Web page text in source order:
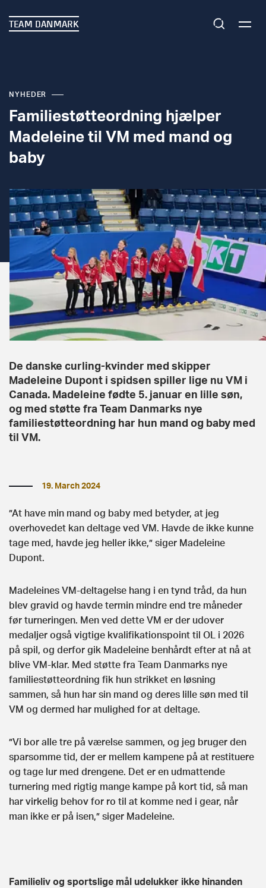
TEAM DANMARK
NYHEDER
Familiestøtteordning hjælper
Madeleine til VM med mand og
baby
De danske curling-kvinder med skipper
Madeleine Dupont i spidsen spiller lige nu VM i
Canada. Madeleine fødte 5. januar en lille søn,
og med støtte fra Team Danmarks nye
familiestøtteordning har hun mand og baby med
til VM.
19. March 2024
”At have min mand og baby med betyder, at jeg
overhovedet kan deltage ved VM. Havde de ikke kunne
tage med, havde jeg heller ikke,” siger Madeleine
Dupont.
Madeleines VM-deltagelse hang i en tynd tråd, da hun
blev gravid og havde termin mindre end tre måneder
før turneringen. Men ved dette VM er der udover
medaljer også vigtige kvalifikationspoint til OL i 2026
på spil, og derfor gik Madeleine benhårdt efter at nå at
blive VM-klar. Med støtte fra Team Danmarks nye
familiestøtteordning fik hun strikket en løsning
sammen, så hun har sin mand og deres lille søn med til
VM og dermed har mulighed for at deltage.
”Vi bor alle tre på værelse sammen, og jeg bruger den
sparsomme tid, der er mellem kampene på at restituere
og tage lur med drengene. Det er en udmattende
turnering med rigtig mange kampe på kort tid, så man
har virkelig behov for ro til at komme ned i gear, når
man ikke er på isen,” siger Madeleine.
Familieliv og sportslige mål udelukker ikke hinanden